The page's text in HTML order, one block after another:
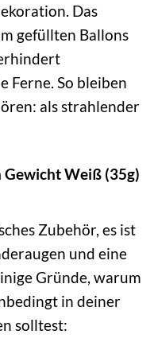
Das
gefüllten Ballons
Ferne. So bleiben
als strahlender
Weiß (35g)
Zubehör, es ist
und eine
Gründe, warum
in deiner
solltest: